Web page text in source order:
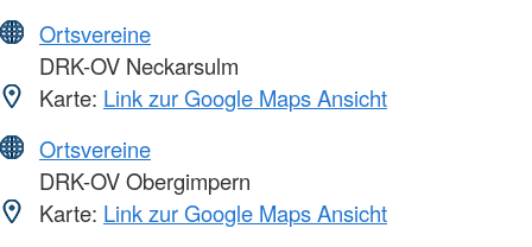
Ortsvereine
DRK-OV Neckarsulm
Karte: Link zur Google Maps Ansicht
Ortsvereine
DRK-OV Obergimpern
Karte: Link zur Google Maps Ansicht